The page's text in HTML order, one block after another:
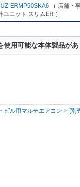
ERMP50SKA6 （ 店舗・
ユニット スリムER ）
使用可能な本体製品が
ビル用マルチエアコン [別